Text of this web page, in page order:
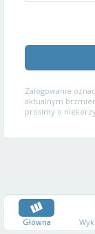
Zalogowanie
aktualnym
prosimy o
Główna